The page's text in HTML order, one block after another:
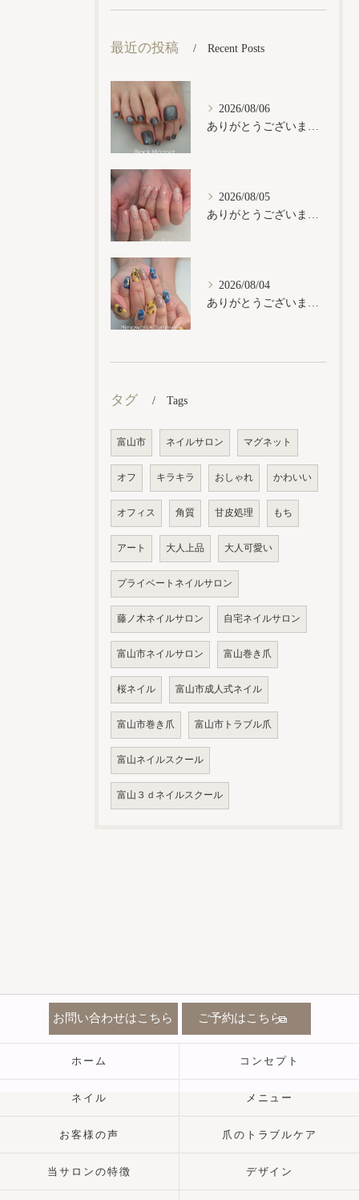
最近の投稿 Recent Posts
2026/08/06
2026/08/05
2026/08/04
タグ Tags
富山市 ネイルサロン マグネット
オフ キラキラ おしゃれ かわいい
オフィス 角質 甘皮処理 もち
アート 大人上品 大人可愛い
プライベートネイルサロン
藤ノ木ネイルサロン 自宅ネイルサロン
富山市ネイルサロン 富山巻き爪
桜ネイル 富山市成人式ネイル
富山市巻き爪 富山市トラブル爪
富山ネイルスクール
富山３ｄネイルスクール
お問い合わせはこちら ご予約はこちら
ホーム コンセプト
ネイル メニュー
お客様の声 爪のトラブルケア
当サロンの特徴 デザイン